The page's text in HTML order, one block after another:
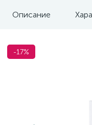
Описание
-17%